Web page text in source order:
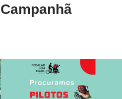
Campanhã